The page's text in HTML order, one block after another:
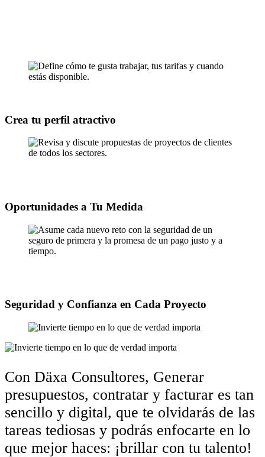
Crea tu perfil atractivo
Oportunidades a Tu Medida
Seguridad y Confianza en Cada Proyecto
Con Däxa Consultores, Generar
presupuestos, contratar y facturar es tan
sencillo y digital, que te olvidarás de las
tareas tediosas y podrás enfocarte en lo
que mejor haces: ¡brillar con tu talento!